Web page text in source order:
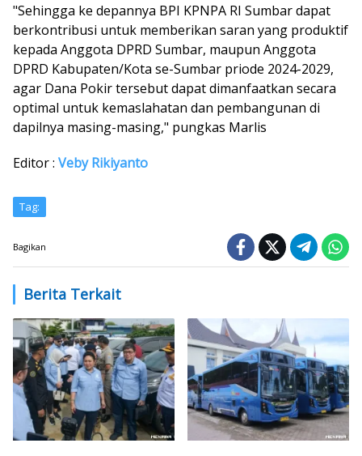
"Sehingga ke depannya BPI KPNPA RI Sumbar dapat
berkontribusi untuk memberikan saran yang produktif
kepada Anggota DPRD Sumbar, maupun Anggota
DPRD Kabupaten/Kota se-Sumbar priode 2024-2029,
agar Dana Pokir tersebut dapat dimanfaatkan secara
optimal untuk kemaslahatan dan pembangunan di
dapilnya masing-masing," pungkas Marlis
Editor : Veby Rikiyanto
Tag:
Bagikan
Berita Terkait